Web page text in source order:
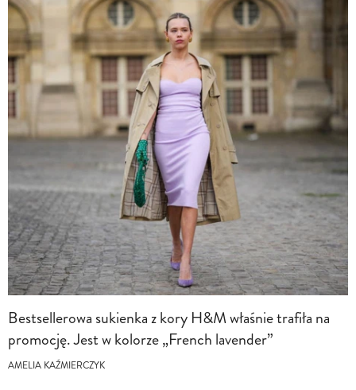
Bestsellerowa sukienka z kory H&M właśnie trafiła na
promocję. Jest w kolorze „French lavender”
AMELIA KAŹMIERCZYK